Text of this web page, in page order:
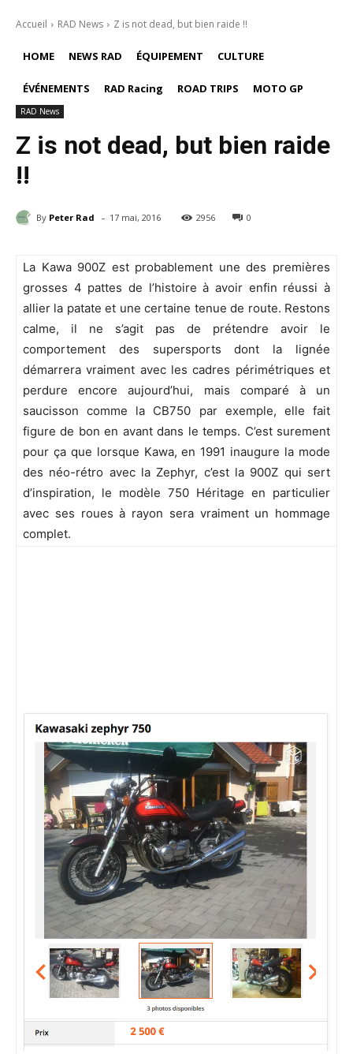
Accueil RAD News Z is not dead, but bien raide !!
HOME NEWS RAD ÉQUIPEMENT CULTURE
ÉVÉNEMENTS RAD Racing ROAD TRIPS MOTO GP
RAD News
Z is not dead, but bien raide
!!
By Peter Rad - 17 mai, 2016 2956 0
La Kawa 900Z est probablement une des premières
grosses 4 pattes de l’histoire à avoir enfin réussi à
allier la patate et une certaine tenue de route. Restons
calme, il ne s’agit pas de prétendre avoir le
comportement des supersports dont la lignée
démarrera vraiment avec les cadres périmétriques et
perdure encore aujourd’hui, mais comparé à un
saucisson comme la CB750 par exemple, elle fait
figure de bon en avant dans le temps. C’est surement
pour ça que lorsque Kawa, en 1991 inaugure la mode
des néo-rétro avec la Zephyr, c’est la 900Z qui sert
d’inspiration, le modèle 750 Héritage en particulier
avec ses roues à rayon sera vraiment un hommage
complet.